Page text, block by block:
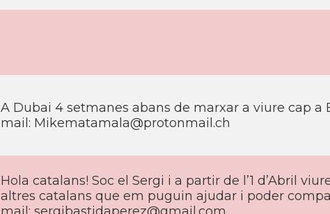
A Dubai 4 setmanes abans de marxar a viure cap a
mail: Mikematamala@protonmail.ch
Hola catalans! Soc el Sergi i a partir de l’1 d’Abril
altres catalans que em puguin ajudar i poder